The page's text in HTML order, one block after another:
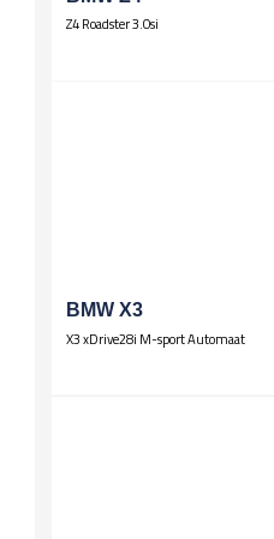
Z4 Roadster 3.0si
BMW X3
X3 xDrive28i M-sport Automaat